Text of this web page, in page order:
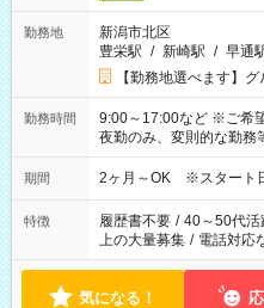
勤務地
新潟市北区
豊栄駅 / 新崎駅 / 早通
【勤務地選べます】
勤務時間
9:00～17:00など ※ご希望の時間帯をご相談ください。 ※日勤、
夜勤のみ、変則的な勤務
期間 2ヶ月～OK ※スタート
特徴 履歴書不要 / 40～50代活
上の大量募集 / 電話対応
気になる！